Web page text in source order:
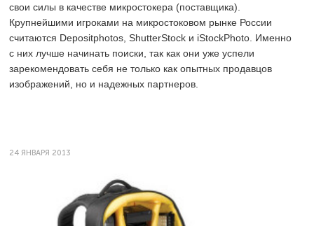
свои силы в качестве микростокера (поставщика).
Крупнейшими игроками на микростоковом рынке России
считаются Depositphotos, ShutterStock и iStockPhoto. Именно
с них лучше начинать поиски, так как они уже успели
зарекомендовать себя не только как опытных продавцов
изображений, но и надежных партнеров.
24 ЯНВАРЯ 2013